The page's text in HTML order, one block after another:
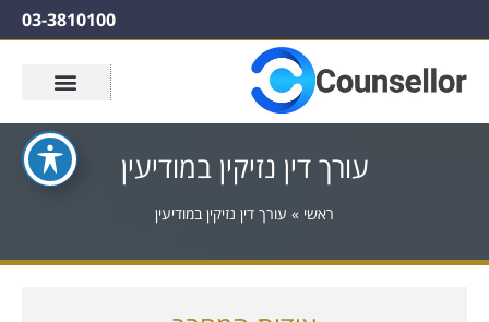
03-3810100
עורך דין נזיקין במודיעין
ראשי » עורך דין נזיקין במודיעין